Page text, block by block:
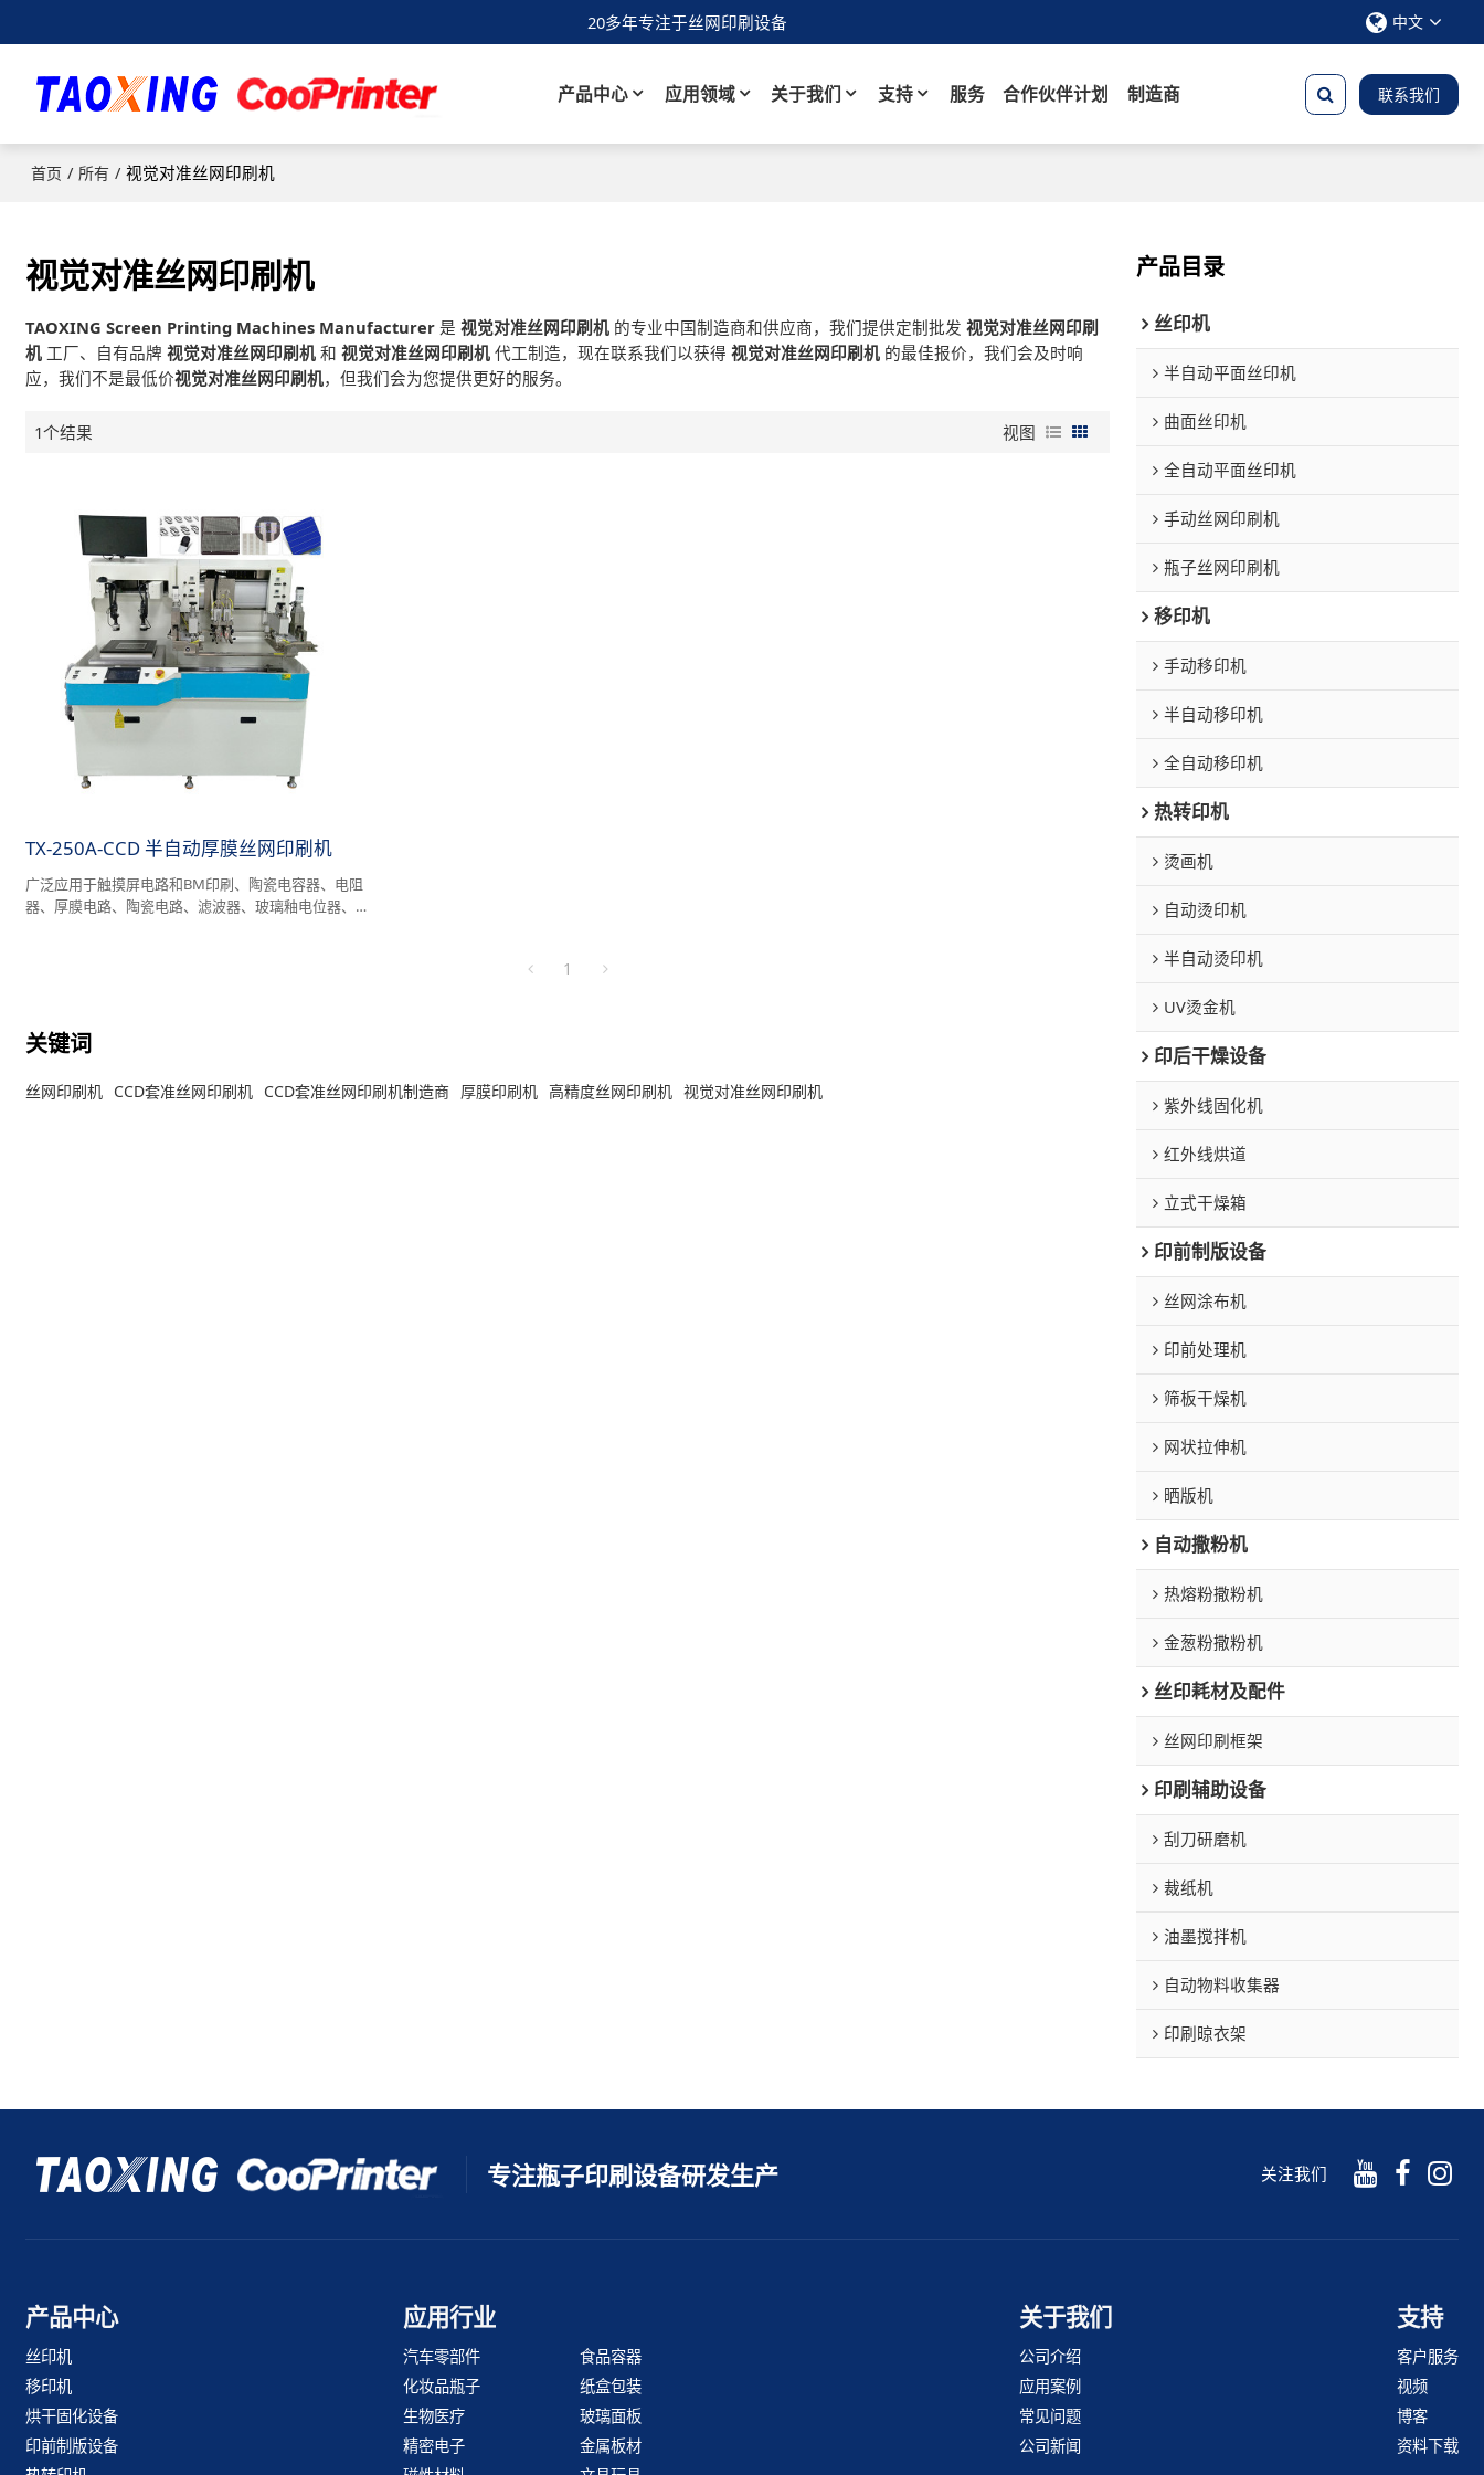
20多年专注于丝网印刷设备 中文
产品中心 应用领域 关于我们 支持 服务 合作伙伴计划 制造商 联系我们
首页 / 所有 / 视觉对准丝网印刷机
视觉对准丝网印刷机
TAOXING Screen Printing Machines Manufacturer 是视觉对准丝网印刷机 的专业中国制造商和供应商，我们提供定制批发视觉对准丝网印刷
机 工厂、自有品牌视觉对准丝网印刷机 和视觉对准丝网印刷机 代工制造，现在联系我们以获得视觉对准丝网印刷机 的最佳报价，我们会及时响
应，我们不是最低价视觉对准丝网印刷机，但我们会为您提供更好的服务。
1个结果 视图
TX-250A-CCD 半自动厚膜丝网印刷机
广泛应用于触摸屏电路和BM印刷、陶瓷电容器、电阻
器、厚膜电路、陶瓷电路、滤波器、玻璃釉电位器、介
1
关键词
丝网印刷机 CCD套准丝网印刷机 CCD套准丝网印刷机制造商 厚膜印刷机 高精度丝网印刷机 视觉对准丝网印刷机
产品目录
丝印机
半自动平面丝印机
曲面丝印机
全自动平面丝印机
手动丝网印刷机
瓶子丝网印刷机
移印机
手动移印机
半自动移印机
全自动移印机
热转印机
烫画机
自动烫印机
半自动烫印机
UV烫金机
印后干燥设备
紫外线固化机
红外线烘道
立式干燥箱
印前制版设备
丝网涂布机
印前处理机
筛板干燥机
网状拉伸机
晒版机
自动撒粉机
热熔粉撒粉机
金葱粉撒粉机
丝印耗材及配件
丝网印刷框架
印刷辅助设备
刮刀研磨机
裁纸机
油墨搅拌机
自动物料收集器
印刷晾衣架
专注瓶子印刷设备研发生产 关注我们
产品中心
丝印机
移印机
烘干固化设备
印前制版设备
应用行业
汽车零部件
食品容器
化妆品瓶子
纸盒包装
生物医疗
玻璃面板
精密电子
金属板材
关于我们
公司介绍
应用案例
常见问题
公司新闻
支持
客户服务
视频
博客
资料下载